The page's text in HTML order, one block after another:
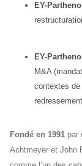
EY-
EY-
M&A
contextes de
Fondé en 1991 par
Achtmeyer et John